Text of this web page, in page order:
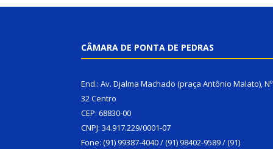
CÂMARA DE PONTA DE PEDRAS
End.: Av. Djalma Machado (praça Antônio Malato), Nº
32 Centro
CEP: 68830-00
CNPJ: 34.917.229/0001-07
Fone: (91) 99387-4040 / (91) 98402-9589 / (91)